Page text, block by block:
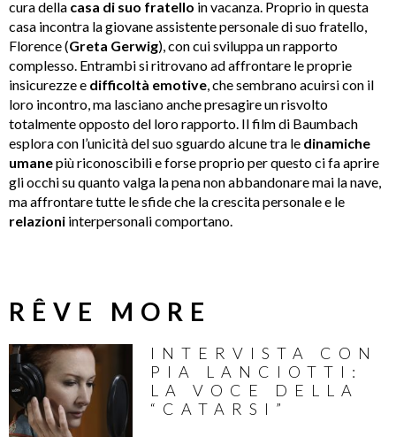
cura della casa di suo fratello in vacanza. Proprio in questa
casa incontra la giovane assistente personale di suo fratello,
Florence (Greta Gerwig), con cui sviluppa un rapporto
complesso. Entrambi si ritrovano ad affrontare le proprie
insicurezze e difficoltà emotive , che sembrano acuirsi con il
loro incontro, ma lasciano anche presagire un risvolto
totalmente opposto del loro rapporto. Il film di Baumbach
esplora con l’unicità del suo sguardo alcune tra le dinamiche
umanepiù riconoscibili e forse proprio per questo ci fa aprire
gli occhi su quanto valga la pena non abbandonare mai la nave,
ma affrontare tutte le sfide che la crescita personale e le
relazioni interpersonali comportano.
RÊVE MORE
INTERVISTA CON
PIA LANCIOTTI:
LA VOCE DELLA
“CATARSI”